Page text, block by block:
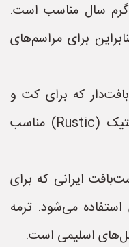
سال مناسب است.
برای مراسم‌های
که برای کت و
شلوارهای زمستانی و سبک روستیک (Rustic) مناسب
ایرانی که برای
می‌شود. ترمه
اسلیمی است.